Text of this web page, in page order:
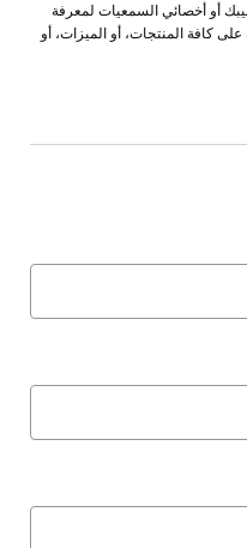
أو أخصائي السمعيات لمعرفة
كافة المنتجات، أو الميزات، أو